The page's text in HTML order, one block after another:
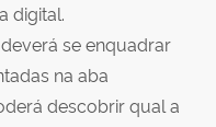
digital.
se enquadrar
na aba
descobrir qual a